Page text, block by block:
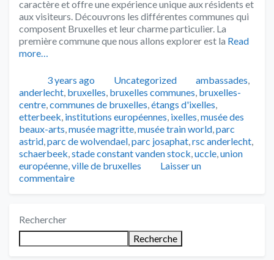
caractère et offre une expérience unique aux résidents et
aux visiteurs. Découvrons les différentes communes qui
composent Bruxelles et leur charme particulier. La
première commune que nous allons explorer est la Read
more…
Publié3 years ago Catégories
Uncategorized Tags
ambassades,
anderlecht, bruxelles, bruxelles communes, bruxelles-
centre,communes de bruxelles,étangs d'ixelles,
etterbeek, institutions européennes, ixelles,musée des
beaux-arts,musée magritte,musée train world,parc
astrid,parc de wolvendael,parc josaphat,rsc anderlecht,
schaerbeek,stade constant vanden stock,uccle,union
européenne,ville de bruxelles
Laisser un
commentaire
Rechercher
Recherche